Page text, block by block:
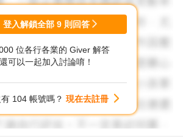
助你畫出近3~5年後的理想生活藍圖，
正在做的事情或想要做的事情對實踐那
令你感到疲憊，但美甲美睫就我所知，
一個地方工作，可每天要面對的人也是
登入解鎖全部 9 則回答
位各行各業的 Giver 解答
還可以一起加入討論唷！
104 帳號嗎？ 現在去註冊